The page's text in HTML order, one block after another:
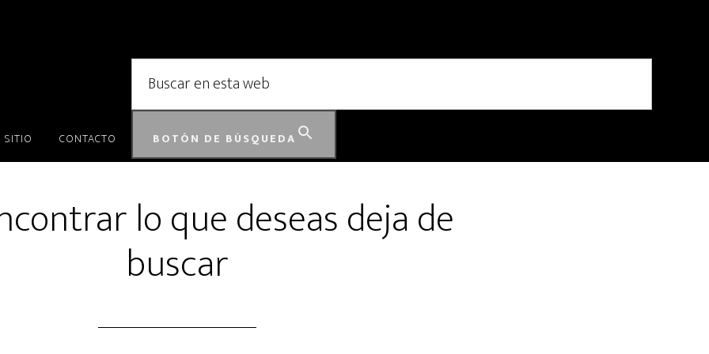
SITIO CONTACTO BOTÓN DE BÚSQUEDA
lo que deseas deja de
buscar